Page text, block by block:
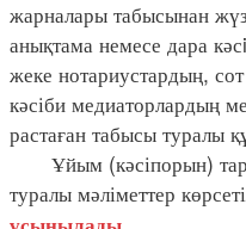
жарналары табысынан
анықтама немесе дара
жеке нотариустардың,
кәсіби медиаторлардың
растаған табысы туралы
Ұйым (кәсіпорын)
туралы мәліметтер